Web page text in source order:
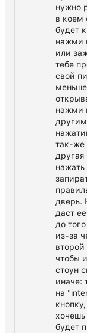
нужно
в коем
будет
нажми
или
тебе
свой
нажми
так-же
другая
дверь.
даст
до
из-за
чтобы
стоун
иначе:
на
хочешь
будет